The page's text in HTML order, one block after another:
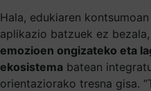
Hala, edukiaren
aplikazio batzuek ez
emozioen ongizateko eta
ekosistema batean
orientaziorako tresna gisa.